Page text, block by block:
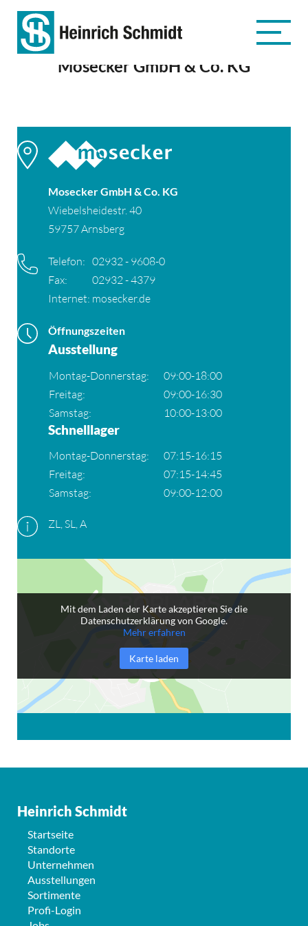
Mosecker GmbH & Co. KG
Mosecker GmbH & Co. KG
Wiebelsheidestr. 40
59757 Arnsberg
Telefon: 02932 - 9608-0
Fax:
02932 - 4379
Internet: mosecker.de
Öffnungszeiten
Ausstellung
Montag-Donnerstag:
09:00-18:00
Freitag:
09:00-16:30
Samstag:
10:00-13:00
Schnelllager
Montag-Donnerstag:
07:15-16:15
Freitag:
07:15-14:45
Samstag:
09:00-12:00
ZL, SL, A
Mit dem Laden der Karte akzeptieren Sie die
Datenschutzerklärung von Google.
Mehr erfahren
Karte laden
Heinrich Schmidt
Startseite
Standorte
Unternehmen
Ausstellungen
Sortimente
Profi-Login